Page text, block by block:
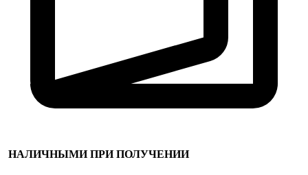
НАЛИЧНЫМИ ПРИ ПОЛУЧЕНИИ